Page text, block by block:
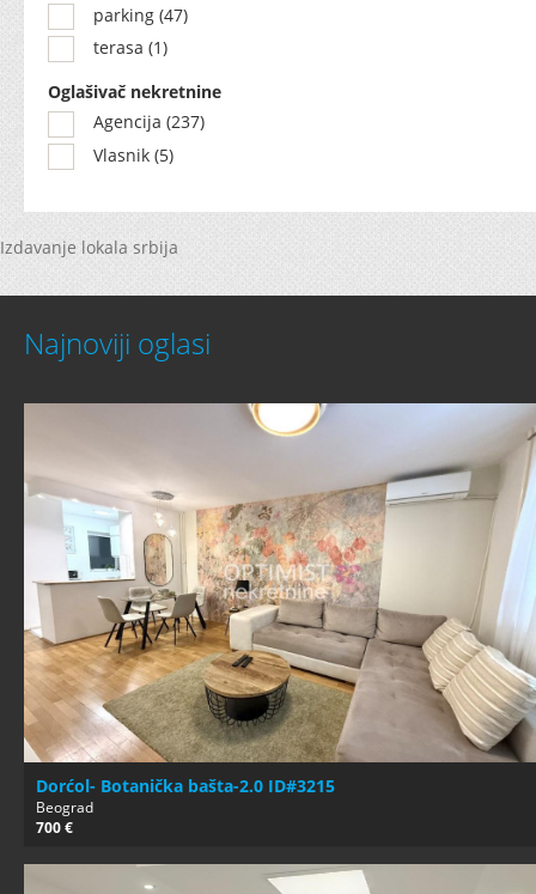
parking (47)
terasa (1)
Oglašivač nekretnine
Agencija (237)
Vlasnik (5)
Izdavanje lokala srbija
Najnoviji oglasi
Dorćol- Botanička bašta-2.0 ID#3215
Beograd
700 €